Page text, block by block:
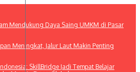
Mendukung Daya Saing UMKM di Pasar
Meningkat, Jalur Laut Makin Penting
SkillBridge Jadi Tempat Belajar